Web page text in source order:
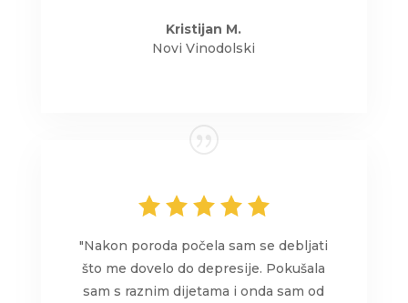
Kristijan M.
Novi Vinodolski
"Nakon poroda počela sam se debljati
što me dovelo do depresije. Pokušala
sam s raznim dijetama i onda sam od